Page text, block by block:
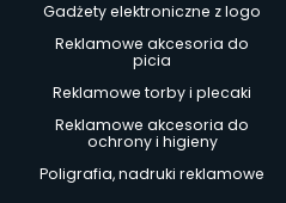
Gadżety elektroniczne z logo
Reklamowe akcesoria do
picia
Reklamowe torby i plecaki
Reklamowe akcesoria do
ochrony i higieny
Poligrafia, nadruki reklamowe